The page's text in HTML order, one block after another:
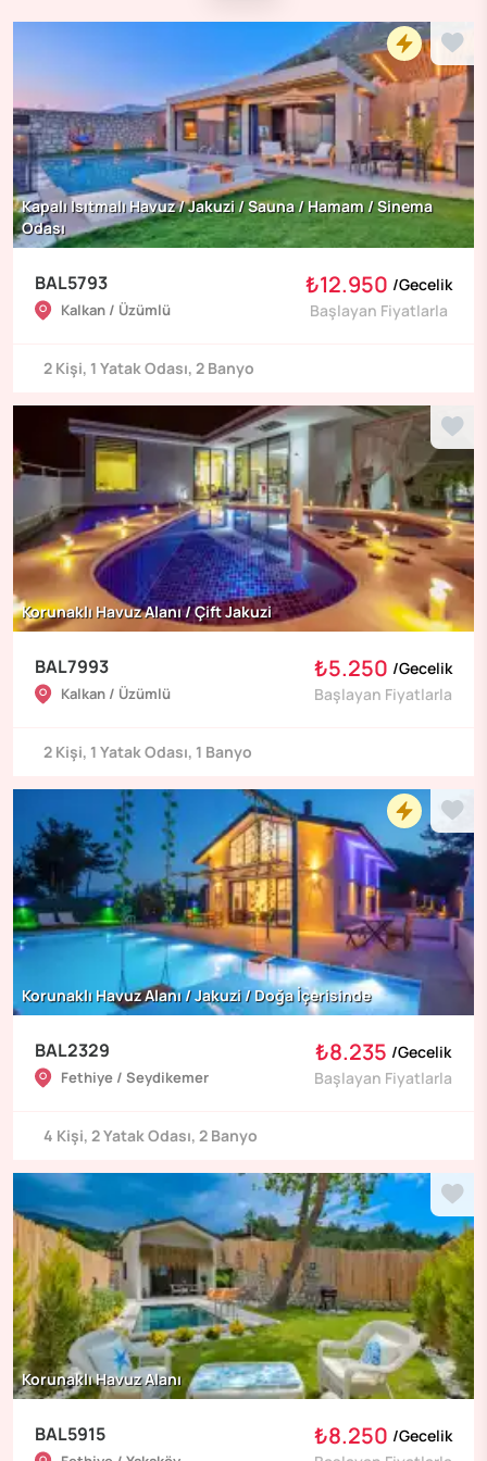
Kapalı Isıtmalı Havuz / Jakuzi / Sauna / Hamam / Sinema
Odası
BAL5793
Kalkan / Üzümlü
₺12.950 /Gecelik
Başlayan Fiyatlarla
2 Kişi, 1 Yatak Odası, 2 Banyo
Korunaklı Havuz Alanı / Çift Jakuzi
BAL7993
Kalkan / Üzümlü
₺5.250 /Gecelik
Başlayan Fiyatlarla
2 Kişi, 1 Yatak Odası, 1 Banyo
Korunaklı Havuz Alanı / Jakuzi / Doğa İçerisinde
BAL2329
Fethiye / Seydikemer
₺8.235 /Gecelik
Başlayan Fiyatlarla
4 Kişi, 2Yatak Odası, 2 Banyo
Korunaklı Havuz Alanı
BAL5915 ₺8.250 /Gecelik